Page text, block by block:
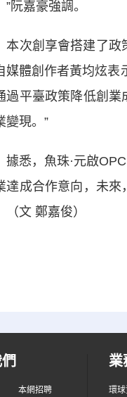
”阮嘉豪強調。
創享會搭建了政策
媒體創作者黃均炫表
過平臺政策降低創
變現。”
，魚珠·元啟OPC
達成合作意向，未
（文 鄭嘉俊）
本網招聘
業
環